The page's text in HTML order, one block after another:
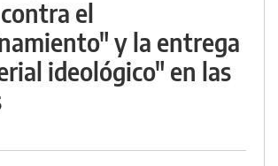
el
y la entrega
ideológico" en las